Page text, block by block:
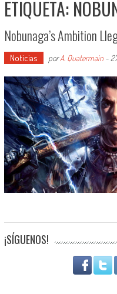
ETIQUETA:
Nobunaga’s Ambition
Noticias porA. Quatermain-
¡SÍGUENOS!